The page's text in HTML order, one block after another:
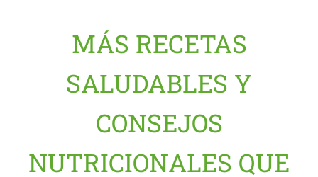
MÁS RECETAS
SALUDABLES Y
CONSEJOS
NUTRICIONALES QUE